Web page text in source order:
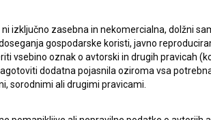
izključno zasebna in nekomercialna, dolžni
gospodarske koristi, javno
vsebino oznak o avtorski in drugih pravicah
dodatna pojasnila oziroma vsa
sorodnimi ali drugimi pravicami.